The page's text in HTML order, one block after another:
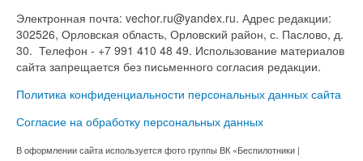
Электронная почта: vechor.ru@yandex.ru. Адрес редакции:
302526, Орловская область, Орловский район, с. Паслово, д.
30. Телефон - +7 991 410 48 49. Использование материалов
сайта запрещается без письменного согласия редакции.
Политика конфиденциальности персональных данных сайта
Согласие на обработку персональных данных
В оформлении сайта используется фото группы ВК «Беспилотники |